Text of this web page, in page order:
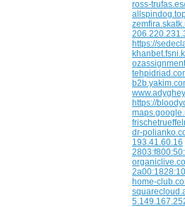
dr-
193.41.60.16
home-